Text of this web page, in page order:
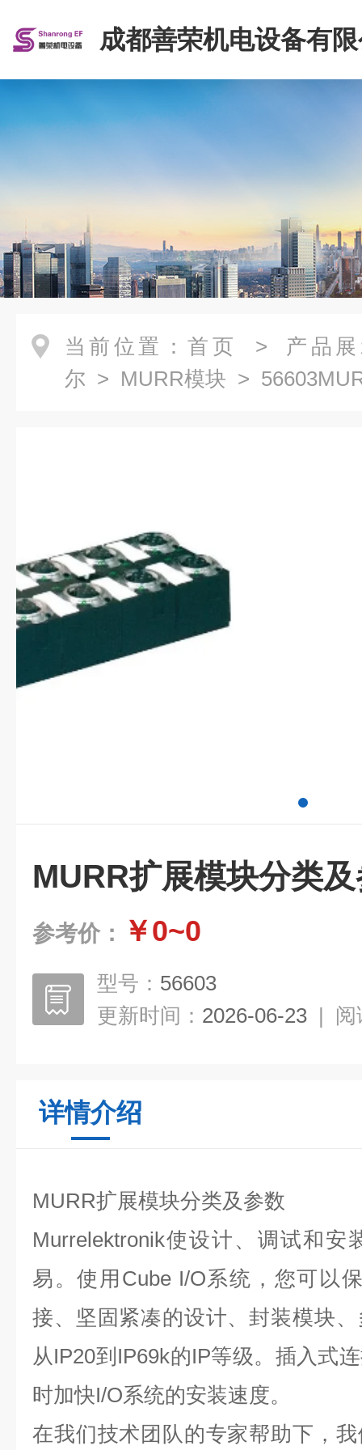
成都善荣机电设备有
当前位置： 首页 > 产品
尔 > MURR模块 >
MURR扩展模块分类
参考价： ￥0~0
型号： 56603
更新时间： 2026-06-23 | 阅
详情介绍
MURR扩展模块分类及参数
Murrelektronik使设计、调试和安
易。使用Cube I/O系统，您可以
接、坚固紧凑的设计、封装模块
从IP20到IP69k的IP等级。插入式
时加快I/O系统的安装速度。
在我们技术团队的专家帮助下，